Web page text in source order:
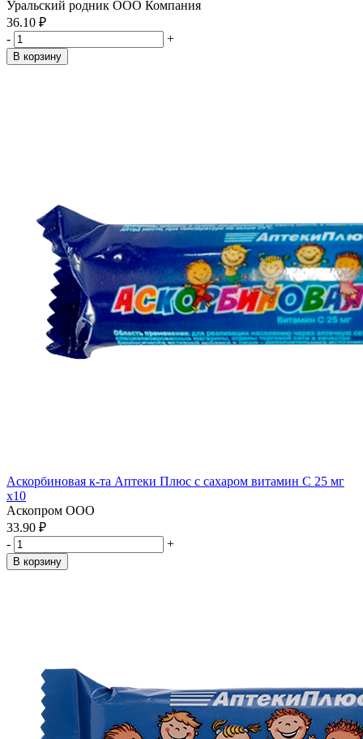
Уральский родник ООО Компания
36.10 ₽
-
+
В корзину
Аскорбиновая к-та Аптеки Плюс с сахаром витамин С 25 мг
x10
Аскопром ООО
33.90 ₽
-
+
В корзину